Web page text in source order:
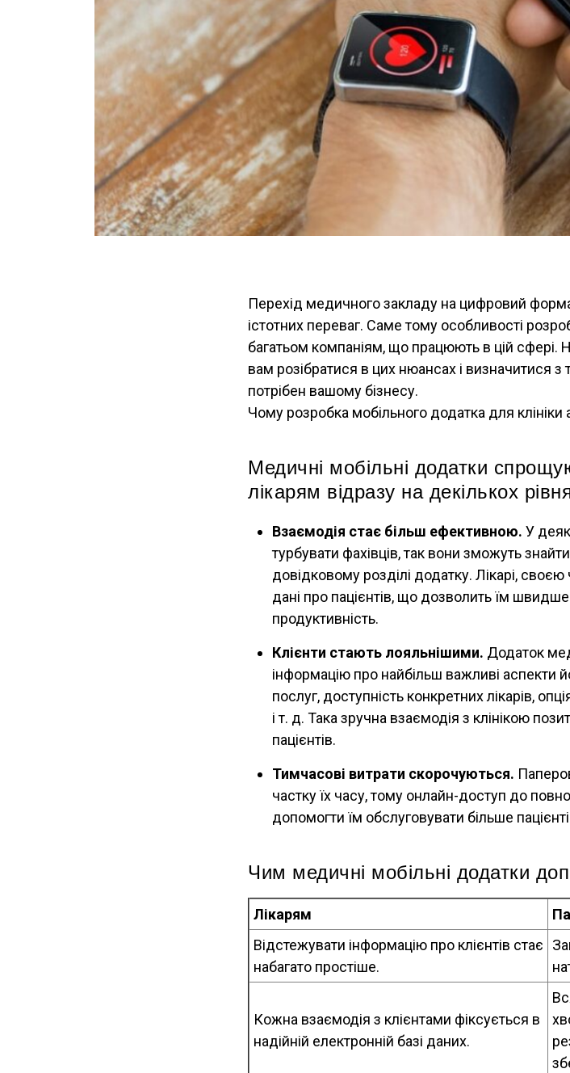
Перехід медичного закладу на цифровий
істотних переваг. Саме тому особливості
багатьом компаніям, що працюють в цій
вам розібратися в цих нюансах і визначитися
потрібен вашому бізнесу.
Чому розробка мобільного додатка для
Медичні мобільні додатки
лікарям відразу на декількох
Взаємодія стає більш ефективною. У
турбувати фахівців, так вони зможуть
довідковому розділі додатку. Лікарі,
дані про пацієнтів, що дозволить їм
продуктивність.
Клієнти стають лояльнішими. Додаток
інформацію про найбільш важливі аспекти
послуг, доступність конкретних лікарів,
і т. д. Така зручна взаємодія з клінікою
пацієнтів.
Тимчасові витрати скорочуються.
частку їх часу, тому онлайн-доступ до
допомогти їм обслуговувати більше
Чим медичні мобільні додатки
Лікарям
Відстежувати інформацію про клієнтів стає
набагато простіше.
Кожна взаємодія з клієнтами фіксується в
надійній електронній базі даних.